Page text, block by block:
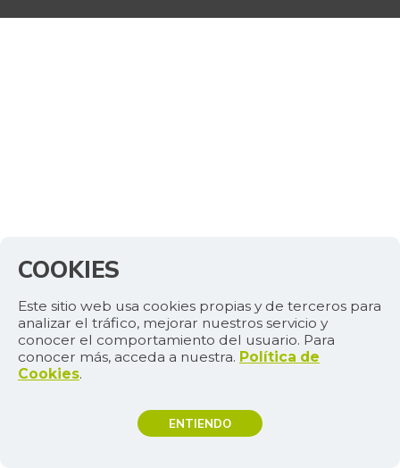
COOKIES
Este sitio web usa cookies propias y de terceros para
analizar el tráfico, mejorar nuestros servicio y
conocer el comportamiento del usuario. Para
conocer más, acceda a nuestra. Política de
Cookies.
ENTIENDO